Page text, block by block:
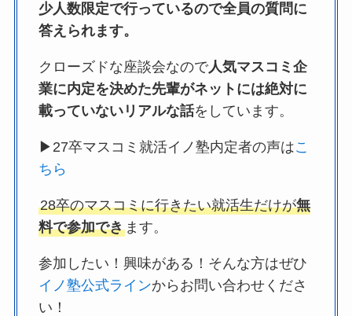
少人数限定で行っているので全員の質問に
答えられます。
クローズドな座談会なので人気マスコミ企
業に内定を決めた先輩がネットには絶対に
載っていないリアルな話をしています。
▶27卒マスコミ就活イノ塾内定者の声はこ
ちら
28卒のマスコミに行きたい就活生だけが無
料で参加できます。
参加したい！興味がある！そんな方はぜひ
イノ塾公式ラインからお問い合わせくださ
い！